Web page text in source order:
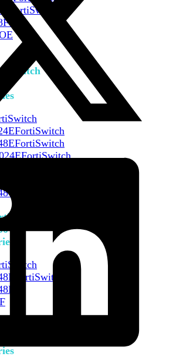
FortiSwitch
FortiSwitch
FortiSwitch
FortiSwitch
FortiSwitch